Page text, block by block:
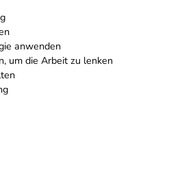
anwenden
um die Arbeit zu lenken